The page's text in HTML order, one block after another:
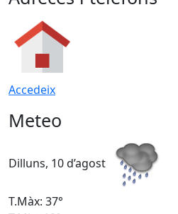
Accedeix
Meteo
Dilluns, 10 d’agost
T.Màx: 37°